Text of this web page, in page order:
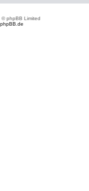
© phpBB Limited
phpBB.de